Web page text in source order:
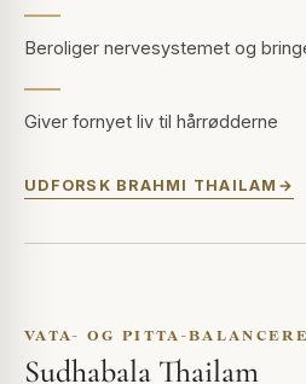
Beroliger nervesystemet og
Giver fornyet liv til hårrødderne
UDFORSK BRAHMI THAILAM
VATA- OG PITTA-
Sudhabala Thailam